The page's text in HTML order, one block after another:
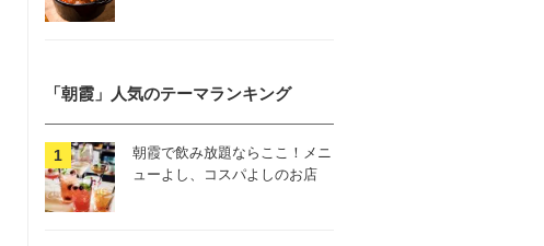
「朝霞」人気のテーマランキング
朝霞で飲み放題ならここ！メニ
ューよし、コスパよしのお店